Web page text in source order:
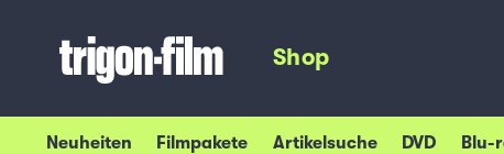
Shop
Neuheiten Filmpakete Artikelsuche DVD Blu-